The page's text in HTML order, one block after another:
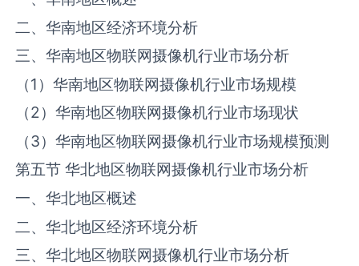
二、华南地区经济环境分析
三、华南地区物联网摄像机行业市场分析
（1）华南地区物联网摄像机行业市场规模
（2）华南地区物联网摄像机行业市场现状
（3）华南地区物联网摄像机行业市场规模预测
第五节 华北地区物联网摄像机行业市场分析
一、华北地区概述
二、华北地区经济环境分析
三、华北地区物联网摄像机行业市场分析